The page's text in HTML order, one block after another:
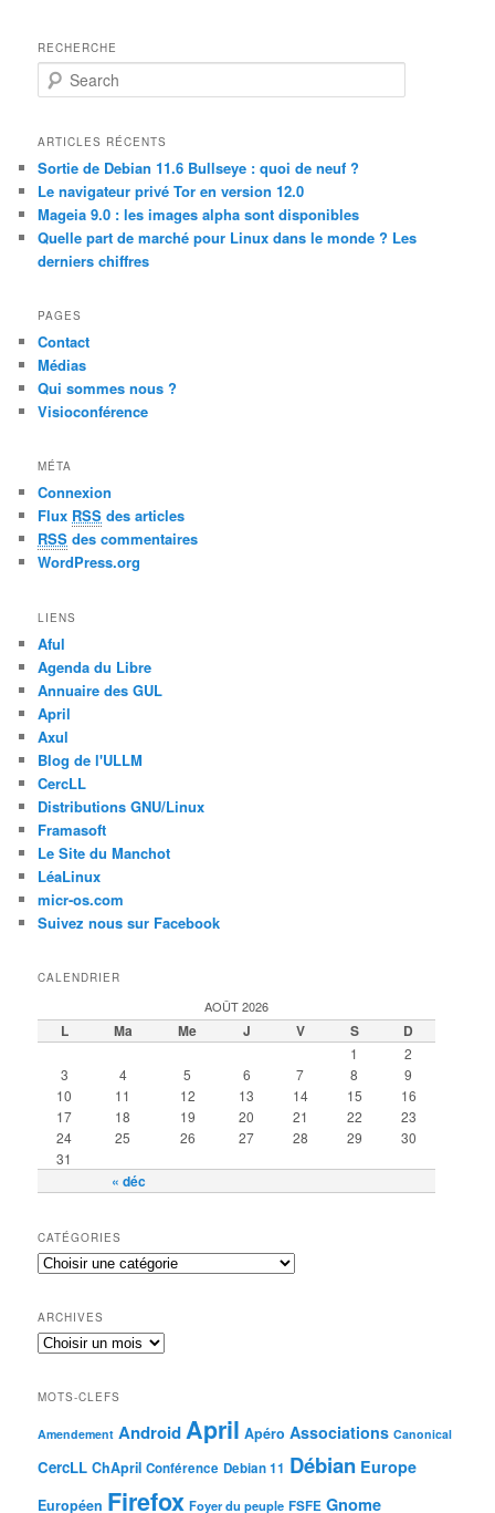
RECHERCHE
e
r
h
ARTICLES RÉCENTS
Sortie de Debian 11.6 Bullseye : quoi de neuf ?
Le navigateur privé Tor en version 12.0
Mageia 9.0 : les images alpha sont disponibles
Quelle part de marché pour Linux dans le monde ? Les
derniers chiffres
PAGES
Contact
Médias
Qui sommes nous ?
Visioconférence
MÉTA
Connexion
Flux RSS des articles
RSS des commentaires
WordPress.org
LIENS
Aful
Agenda du Libre
Annuaire des GUL
April
Axul
Blog de l'ULLM
CercLL
Distributions GNU/Linux
Framasoft
Le Site du Manchot
LéaLinux
micr-os.com
Suivez nous sur Facebook
CALENDRIER
AOÛT 2026
L Ma Me J V S D
« déc
1
2
3
4 5 6 7 8
9
10
11 12 13 14 15
16
17
18 19 20 21 22
23
24
25 26 27 28 29
30
31
CATÉGORIES
ARCHIVES
MOTS-CLEFS
Amendement AndroidApril Apéro Associations Canonical
CercLL ChApril Conférence Debian 11 Débian Europe
Européen Firefox Foyer du peuple FSFE Gnome